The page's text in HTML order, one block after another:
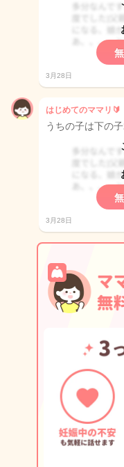
3月28日
はじめてのママリ🔰
うちの子は下の
3月28日